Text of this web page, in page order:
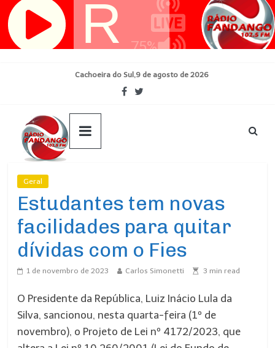
Pular
para
Cachoeira do Sul,9 de agosto de 2026
Geral
Estudantes tem novas
facilidades para quitar
dívidas com o Fies
1 de novembro de 2023 Carlos Simonetti 3 min read
O Presidente da República, Luiz Inácio Lula da
Silva, sancionou, nesta quarta-feira (1º de
novembro), o Projeto de Lei nº 4172/2023, que